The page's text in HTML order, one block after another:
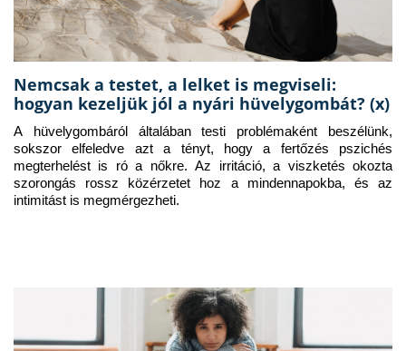
Nemcsak a testet, a lelket is megviseli:
hogyan kezeljük jól a nyári hüvelygombát? (x)
A hüvelygombáról általában testi problémaként beszélünk,
sokszor elfeledve azt a tényt, hogy a fertőzés pszichés
megterhelést is ró a nőkre. Az irritáció, a viszketés okozta
szorongás rossz közérzetet hoz a mindennapokba, és az
intimitást is megmérgezheti.